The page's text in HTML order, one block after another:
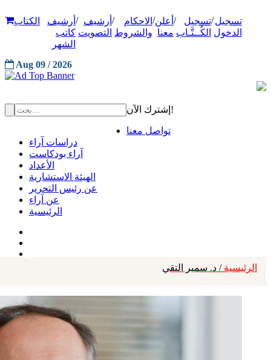
تسجيل
الدخول
/تسجيل
الكُــتَّـاب
/ أعلن
معنا
/ الاحكام
والشروط
/ أرشيف
التصويت
/ أرشيف
كاتب
الشهر
الكتاب
Aug 09 / 2026
إشترك الآن!
تواصل معنا
دراسات آراء
آراء بودكاست
الأعداد
الهيئة الاستشارية
عن رئيس التحرير
عن آراء
الرئيسية
الرئيسية / د. سمير التقي